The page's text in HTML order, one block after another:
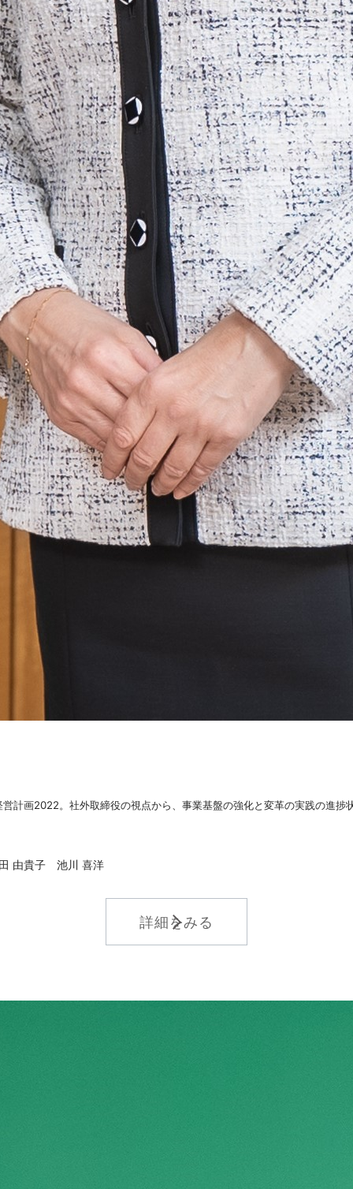
計画2022。 社外取締役の視点から、事業基盤の強化と変革の実践の進捗
由貴子 池川 喜洋
詳細をみる